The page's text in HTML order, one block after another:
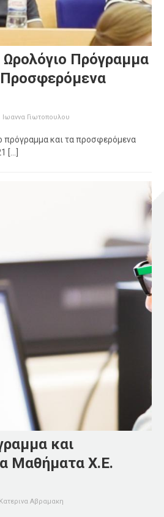
Πρόγραμμα
Ιωαννα Γιωτοπουλου
πρόγραμμα και τα προσφερόμενα
[...]
και
Μαθήματα Χ.Ε.
Κατερινα Αβραμακη